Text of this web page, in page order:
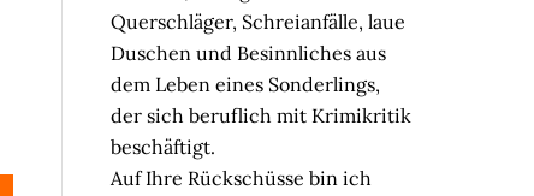
Querschläger, Schreianfälle, laue
Duschen und Besinnliches aus
dem Leben eines Sonderlings,
der sich beruflich mit Krimikritik
beschäftigt.
Auf Ihre Rückschüsse bin ich